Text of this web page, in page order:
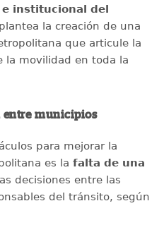
institucional del
la creación de una
que articule la
la movilidad en toda la
entre municipios
para mejorar la
es la falta de una
decisiones entre las
del tránsito, según